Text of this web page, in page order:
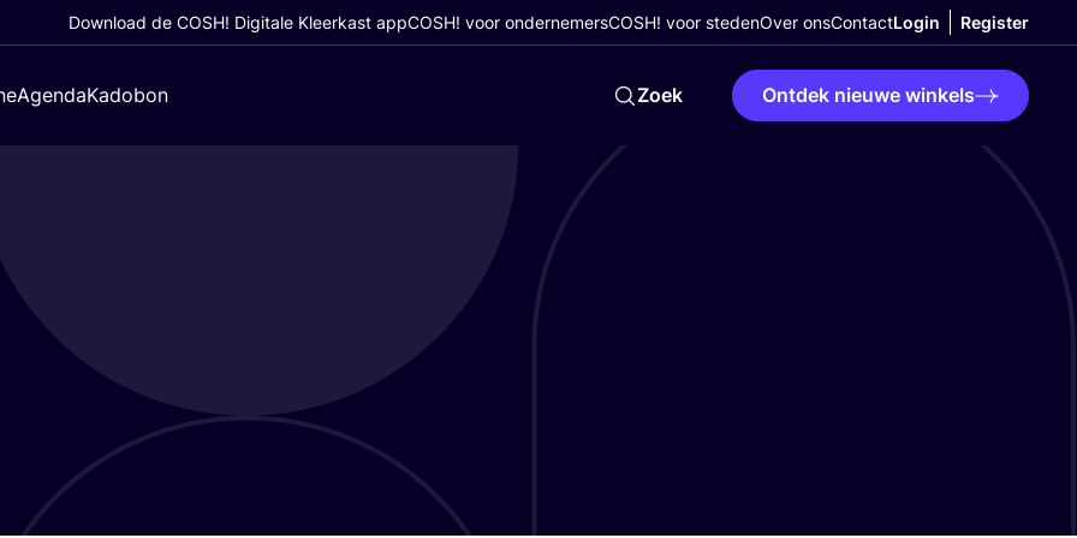
Download de COSH! Digitale Kleerkast appCOSH! voor ondernemersCOSH! voor stedenOver onsContactLogin Register
AgendaKadobon Zoek Ontdek nieuwe winkels